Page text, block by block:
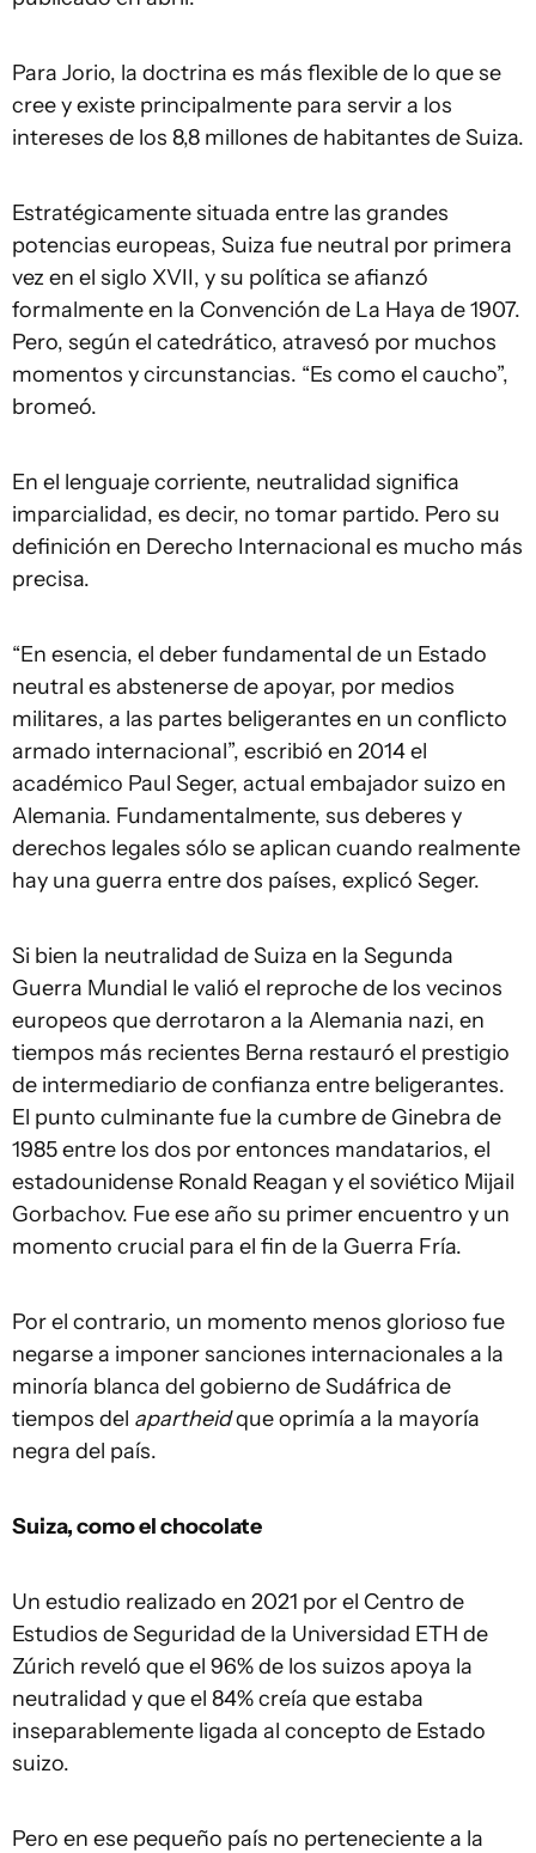
Para Jorio, la doctrina es más flexible de lo que se
cree y existe principalmente para servir a los
intereses de los 8,8 millones de habitantes de Suiza.
Estratégicamente situada entre las grandes
potencias europeas, Suiza fue neutral por primera
vez en el siglo XVII, y su política se afianzó
formalmente en la Convención de La Haya de 1907.
Pero, según el catedrático, atravesó por muchos
momentos y circunstancias. “Es como el caucho”,
bromeó.
En el lenguaje corriente, neutralidad significa
imparcialidad, es decir, no tomar partido. Pero su
definición en Derecho Internacional es mucho más
precisa.
“En esencia, el deber fundamental de un Estado
neutral es abstenerse de apoyar, por medios
militares, a las partes beligerantes en un conflicto
armado internacional”, escribió en 2014 el
académico Paul Seger, actual embajador suizo en
Alemania. Fundamentalmente, sus deberes y
derechos legales sólo se aplican cuando realmente
hay una guerra entre dos países, explicó Seger.
Si bien la neutralidad de Suiza en la Segunda
Guerra Mundial le valió el reproche de los vecinos
europeos que derrotaron a la Alemania nazi, en
tiempos más recientes Berna restauró el prestigio
de intermediario de confianza entre beligerantes.
El punto culminante fue la cumbre de Ginebra de
1985 entre los dos por entonces mandatarios, el
estadounidense Ronald Reagan y el soviético Mijail
Gorbachov. Fue ese año su primer encuentro y un
momento crucial para el fin de la Guerra Fría.
Por el contrario, un momento menos glorioso fue
negarse a imponer sanciones internacionales a la
minoría blanca del gobierno de Sudáfrica de
tiempos del apartheidque oprimía a la mayoría
negra del país.
Suiza, como el chocolate
Un estudio realizado en 2021 por el Centro de
Estudios de Seguridad de la Universidad ETH de
Zúrich reveló que el 96% de los suizos apoya la
neutralidad y que el 84% creía que estaba
inseparablemente ligada al concepto de Estado
suizo.
Pero en ese pequeño país no perteneciente a la